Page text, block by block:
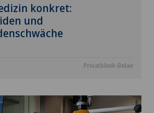
konkret:
und
Privatklinik Belair